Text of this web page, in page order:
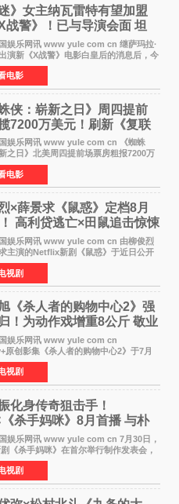
迷》女主纳瓦雷特有望加盟
战警》！已与导演会面 坦
形女一直很酷”
乐网讯 www yule com cn 继萨玛拉·
演新《X战警》电影白皇后的消息后，今
大热恐怖片《痴迷》女主角印达·纳瓦雷
望加盟这部备受瞩目的漫威新作——目前
电影
蛛侠：崭新之日》周四提前
7200万美元！刷新《复联
持影史纪录
乐网讯 www yule com cn 《蜘蛛
之日》北美周四提前场票房粗报7200万
下影史单片北美提前场票房新纪录——
纪录由《复仇者联盟4：终局之战》的6000
持，本
电影
×薛景求《鼠惑》定档8月
高利贷逃亡×田鼠追击惊悚
乐网讯 www yule com cn 由柳俊烈
主演的Netflix新剧《鼠惑》于近日公开
正式定档8月28日上线。 海报中，柳
薛景求背对背站立，各自朝向相反方向，
调与
视剧
《杀人者的购物中心2》强
！为动作戏增重8公斤 敬业
乐网讯 www yule com cn
原创影集《杀人者的购物中心2》于7月
上线，由男神李栋旭主演的郑进湾以2 0
强势回归。该剧第一季曾被《纽约时报》
球最佳影集之一
视剧
化身传奇狙击手！
杀手妈咪》8月首播 与朴
展开收视对决
乐网讯 www yule com cn 7月30日，
《杀手妈咪》在首尔举行制作发表会，
振、郑准元、李相二、无真星、崔宇
银泉等人一同出席，为新剧宣传造势。这
继《毛骨
视剧